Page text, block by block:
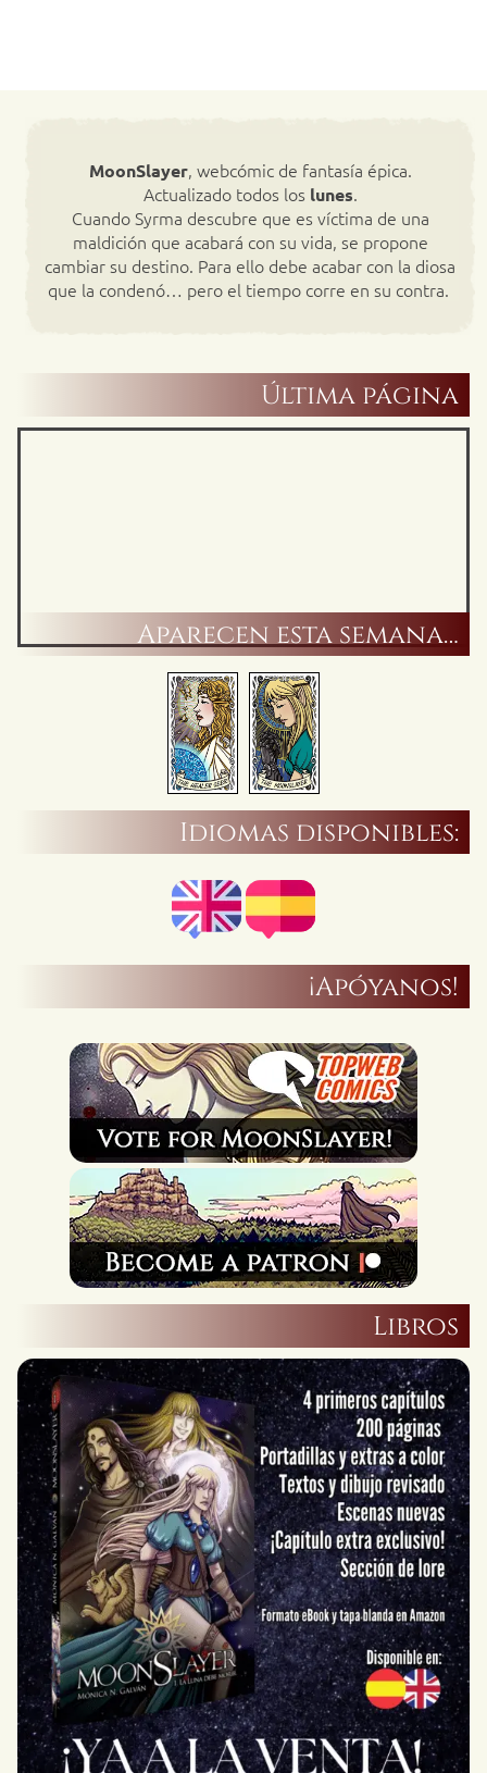
MoonSlayer, webcómic de fantasía épica.
Actualizado todos los lunes.
Cuando Syrma descubre que es víctima de una
maldición que acabará con su vida, se propone
cambiar su destino. Para ello debe acabar con la diosa
que la condenó… pero el tiempo corre en su contra.
Última página
Aparecen esta semana…
Idiomas disponibles:
¡Apóyanos!
Libros